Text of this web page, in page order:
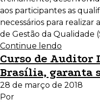
aos participantes as
necessários para realizar
de Gestão da Qualidade
Continue lendo
Curso de Auditor
Brasília, garanta
28 de março de 2018
Por